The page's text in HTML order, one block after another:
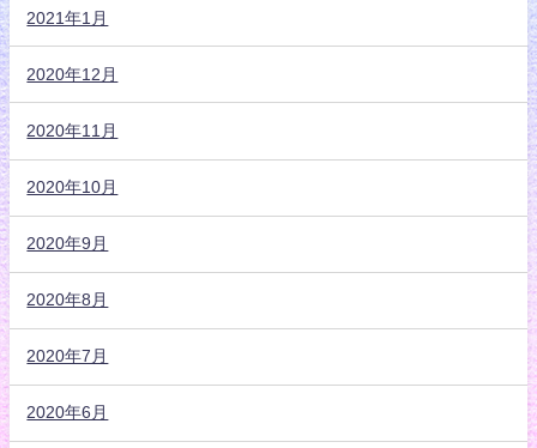
2021年1月
2020年12月
2020年11月
2020年10月
2020年9月
2020年8月
2020年7月
2020年6月